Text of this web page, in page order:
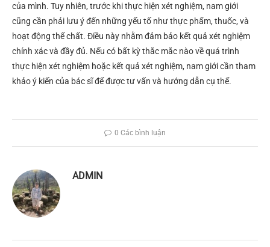
của mình. Tuy nhiên, trước khi thực hiện xét nghiệm, nam giới
cũng cần phải lưu ý đến những yếu tố như thực phẩm, thuốc, và
hoạt động thể chất. Điều này nhằm đảm bảo kết quả xét nghiệm
chính xác và đầy đủ. Nếu có bất kỳ thắc mắc nào về quá trình
thực hiện xét nghiệm hoặc kết quả xét nghiệm, nam giới cần tham
khảo ý kiến của bác sĩ để được tư vấn và hướng dẫn cụ thể.
0 Các bình luận
ADMIN